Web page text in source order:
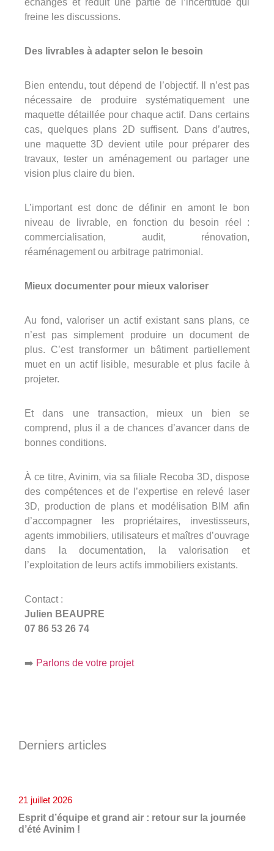
échanges et réduit une partie de l’incertitude qui
freine les discussions.
Des livrables à adapter selon le besoin
Bien entendu, tout dépend de l’objectif. Il n’est pas
nécessaire de produire systématiquement une
maquette détaillée pour chaque actif. Dans certains
cas, quelques plans 2D suffisent. Dans d’autres,
une maquette 3D devient utile pour préparer des
travaux, tester un aménagement ou partager une
vision plus claire du bien.
L’important est donc de définir en amont le bon
niveau de livrable, en fonction du besoin réel :
commercialisation, audit, rénovation,
réaménagement ou arbitrage patrimonial.
Mieux documenter pour mieux valoriser
Au fond, valoriser un actif existant sans plans, ce
n’est pas simplement produire un document de
plus. C’est transformer un bâtiment partiellement
muet en un actif lisible, mesurable et plus facile à
projeter.
Et dans une transaction, mieux un bien se
comprend, plus il a de chances d’avancer dans de
bonnes conditions.
À ce titre, Avinim, via sa filiale Recoba 3D, dispose
des compétences et de l’expertise en relevé laser
3D, production de plans et modélisation BIM afin
d’accompagner les propriétaires, investisseurs,
agents immobiliers, utilisateurs et maîtres d’ouvrage
dans la documentation, la valorisation et
l’exploitation de leurs actifs immobiliers existants.
Contact :
Julien BEAUPRE
07 86 53 26 74
➡️ Parlons de votre projet
Derniers articles
Esprit d’équipe et grand air : retour sur la journée
d’été Avinim !
21 juillet 2026